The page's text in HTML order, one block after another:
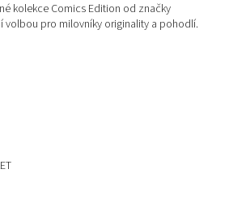
kolekce Comics Edition od značky
volbou pro milovníky originality a pohodlí.